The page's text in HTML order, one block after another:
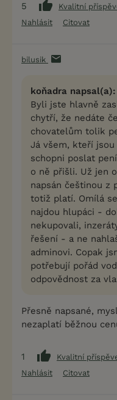
5
Kvalitní
Nahlásit
Citovat
bilusik
koňadra napsal(a):
Byli jste hlavně
chytří, že nedáte
chovatelům tolik
Já všem, kteří
schopni poslat
o ně přišli. Už jen
napsán češtinou z
totiž platí. Omílá
najdou hlupáci -
nekupovali,
řešení - a ne
adminovi. Copak
potřebují pořád
odpovědnost za
Přesně napsané,
nezaplatí běžnou
1
Kvalitní
Nahlásit
Citovat